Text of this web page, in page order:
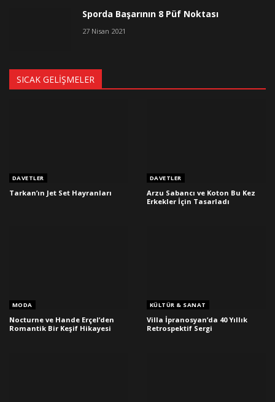
Sporda Başarının 8 Püf Noktası
27 Nisan 2021
SICAK GELIŞMELER
DAVETLER
Tarkan’ın Jet Set Hayranları
DAVETLER
Arzu Sabancı ve Koton Bu Kez
Erkekler İçin Tasarladı
MODA
Nocturne ve Hande Erçel’den
Romantik Bir Keşif Hikayesi
KÜLTÜR & SANAT
Villa İpranosyan’da 40 Yıllık
Retrospektif Sergi